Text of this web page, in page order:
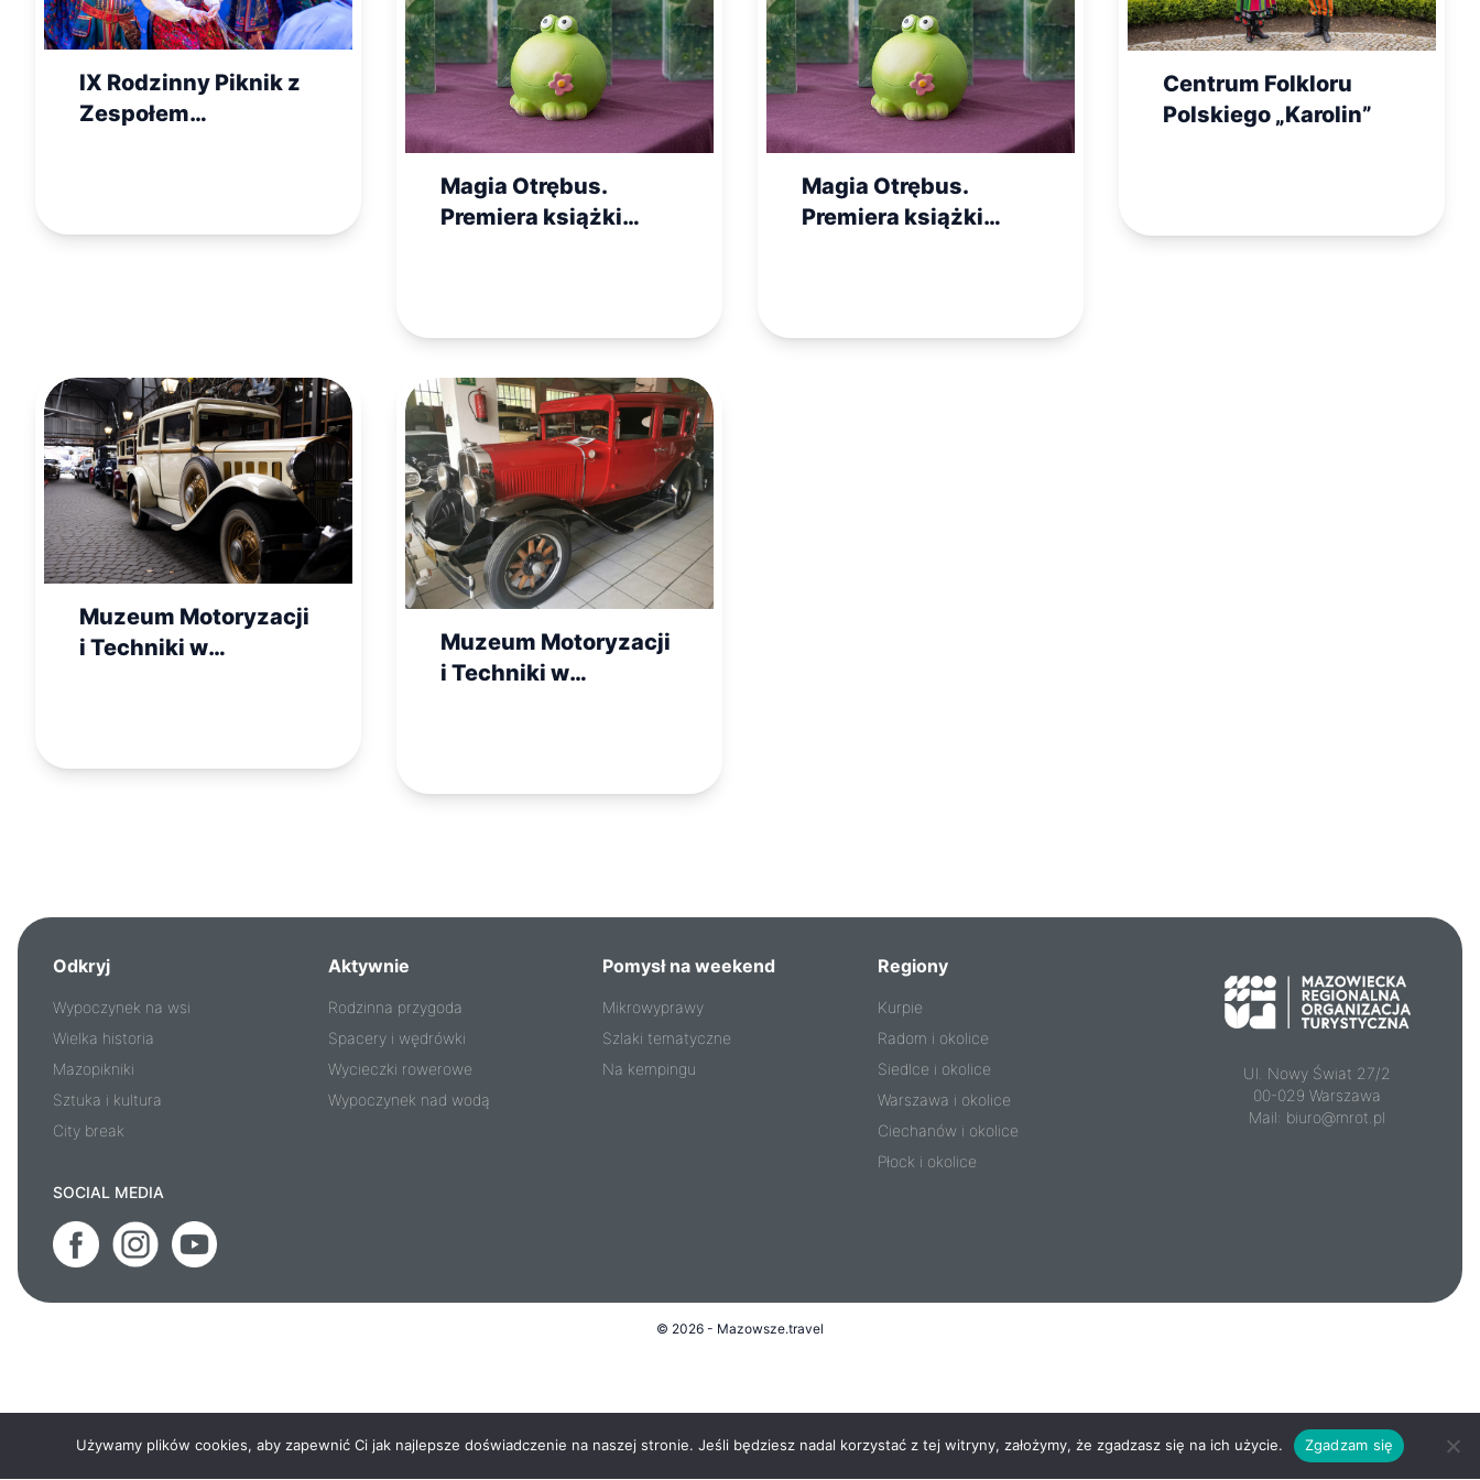
IX Rodzinny Piknik z
Zespołem
Magia Otrębus.
Premiera książki
Magia Otrębus.
Premiera książki
Centrum Folkloru
Polskiego „Karolin”
Muzeum Motoryzacji
i Techniki w
Muzeum Motoryzacji
i Techniki w
Odkryj
Wypoczynek na wsi
Wielka historia
Mazopikniki
Sztuka i kultura
City break
Aktywnie
Rodzinna przygoda
Spacery i wędrówki
Wycieczki rowerowe
Wypoczynek nad wodą
Pomysł na weekend
Mikrowyprawy
Szlaki tematyczne
Na kempingu
Regiony
Kurpie
Radom i okolice
Siedlce i okolice
Warszawa i okolice
Ciechanów i okolice
Płock i okolice
Ul. Nowy Świat 27/2
00-029 Warszawa
Mail: biuro@mrot.pl
SOCIAL MEDIA
© 2026 - Mazowsze.travel
Używamy plików cookies, aby zapewnić Ci jak najlepsze doświadczenie na naszej stronie. Jeśli będziesz nadal korzystać z tej witryny, założymy, że zgadzasz się na ich użycie. Zgadzam się